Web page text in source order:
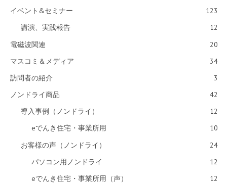
イベント&セミナー
123
講演、実践報告
12
電磁波関連
20
マスコミ＆メディア
34
訪問者の紹介
3
ノンドライ商品
42
導入事例（ノンドライ）
12
eでんき住宅・事業所用
10
お客様の声（ノンドライ）
24
パソコン用ノンドライ
12
eでんき住宅・事業所用（声）
12